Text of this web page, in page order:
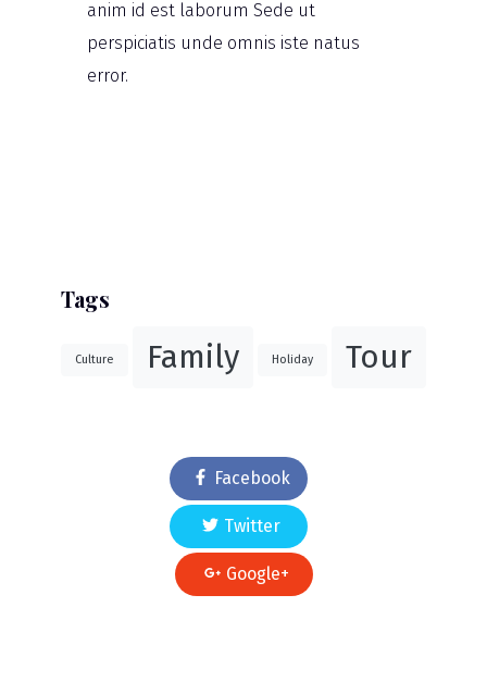
anim id est laborum Sede ut
perspiciatis unde omnis iste natus
error.
Tags
Culture Family Holiday Tour
Facebook
Twitter
Google+